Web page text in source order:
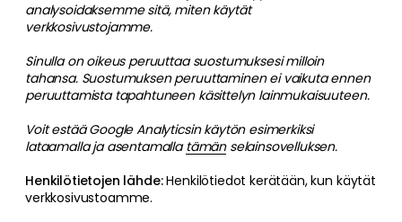
analysoidaksemme sitä, miten käytät
verkkosivustojamme.
Sinulla on oikeus peruuttaa suostumuksesi milloin
tahansa. Suostumuksen peruuttaminen ei vaikuta ennen
peruuttamista tapahtuneen käsittelyn lainmukaisuuteen.
Voit estää Google Analyticsin käytön esimerkiksi
lataamalla ja asentamallatämänselainsovelluksen.
Henkilötietojen lähde:Henkilötiedot kerätään, kun käytät
verkkosivustoamme.